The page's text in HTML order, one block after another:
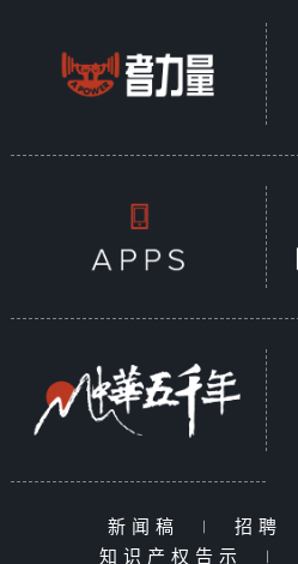
新闻稿 | 招聘
知识产权告示
|